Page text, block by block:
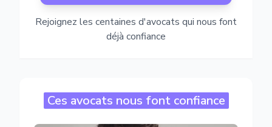
Rejoignez les centaines d'avocats qui nous font
déjà confiance
Ces avocats nous font confiance